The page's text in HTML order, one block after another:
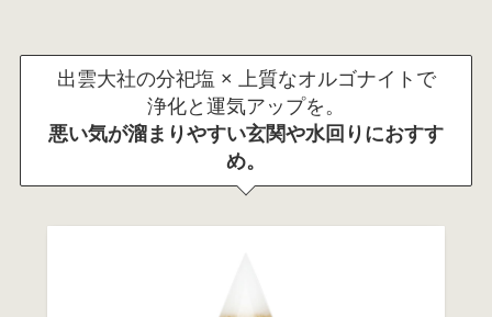
出雲大社の分祀塩 × 上質なオルゴナイトで
浄化と運気アップを。
悪い気が溜まりやすい玄関や水回りにおすす
め。